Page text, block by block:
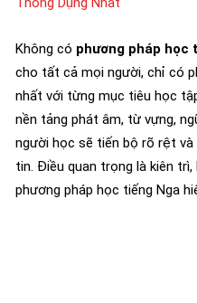
Không có phương pháp học
cho tất cả mọi người, chỉ có
nhất với từng mục tiêu học
nền tảng phát âm, từ vựng,
người học sẽ tiến bộ rõ rệt
tin. Điều quan trọng là kiên
phương pháp học tiếng Nga